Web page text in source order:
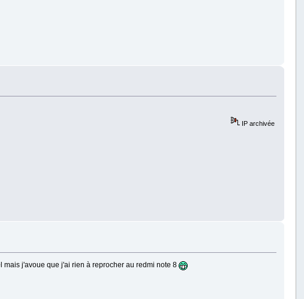
IP archivée
mais j'avoue que j'ai rien à reprocher au redmi note 8